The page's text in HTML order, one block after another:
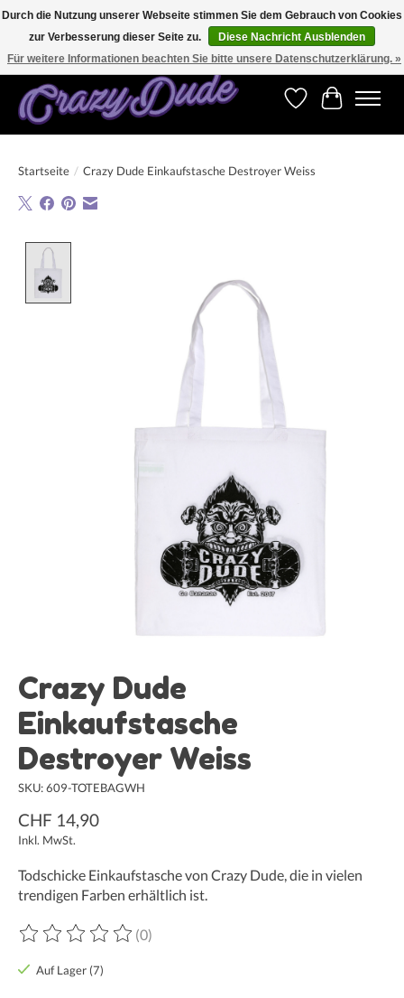
Versandkostenfrei bestellen ab CHF 200.00 in der Schweiz und ab EUR 250.00 in den
meisten Ländern weltweit.
Wunschzettel
Ihr
Startseite / Crazy Dude Einkaufstasche Destroyer Weiss
Crazy Dude
Einkaufstasche
Destroyer Weiss
SKU: 609-TOTEBAGWH
CHF 14,90
Inkl. MwSt.
Todschicke Einkaufstasche von Crazy Dude, die in vielen
trendigen Farben erhältlich ist.
Die Bewertung dieses Produkts ist
(0)
Auf Lager (7)
Durch die Nutzung unserer Webseite stimmen Sie dem Gebrauch von Cookies
zur Verbesserung dieser Seite zu.
Diese Nachricht Ausblenden
Für weitere Informationen beachten Sie bitte unsere Datenschutzerklärung. »